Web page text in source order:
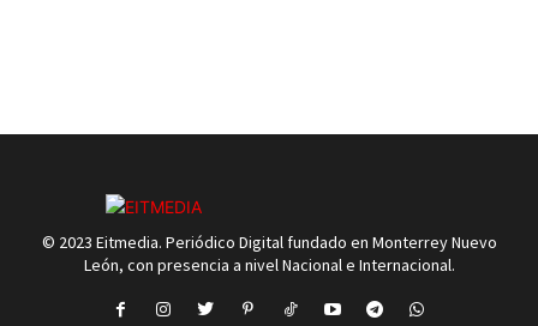
© 2023 Eitmedia. Periódico Digital fundado en Monterrey Nuevo
León, con presencia a nivel Nacional e Internacional.